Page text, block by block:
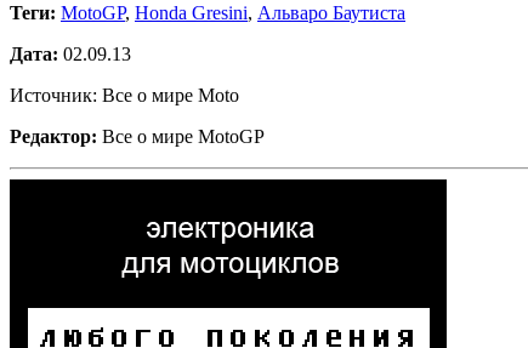
Теги: MotoGP, Honda Gresini, Альваро Баутиста
Дата: 02.09.13
Источник: Все о мире Moto
Редактор: Все о мире MotoGP